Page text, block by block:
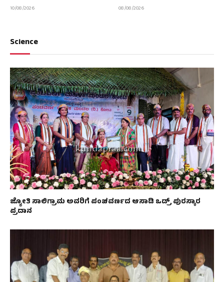
ಅಭ್ಯರ್ಥಿಗಳನ್ನು ಮುಂದಿನ ಹಂತಕ್ಕೆ
ಆಯ್ಕೆ
10/08/2026 08/08/2026
Science
ಜ್ಯೋತಿ ಸಾಲಿಗ್ರಾಮ ಅವರಿಗೆ ಪಂಚವರ್ಣದ ಆಸಾಡಿ ಒಡ್ರ್ ಪುರಸ್ಕಾರ
ಪ್ರದಾನ